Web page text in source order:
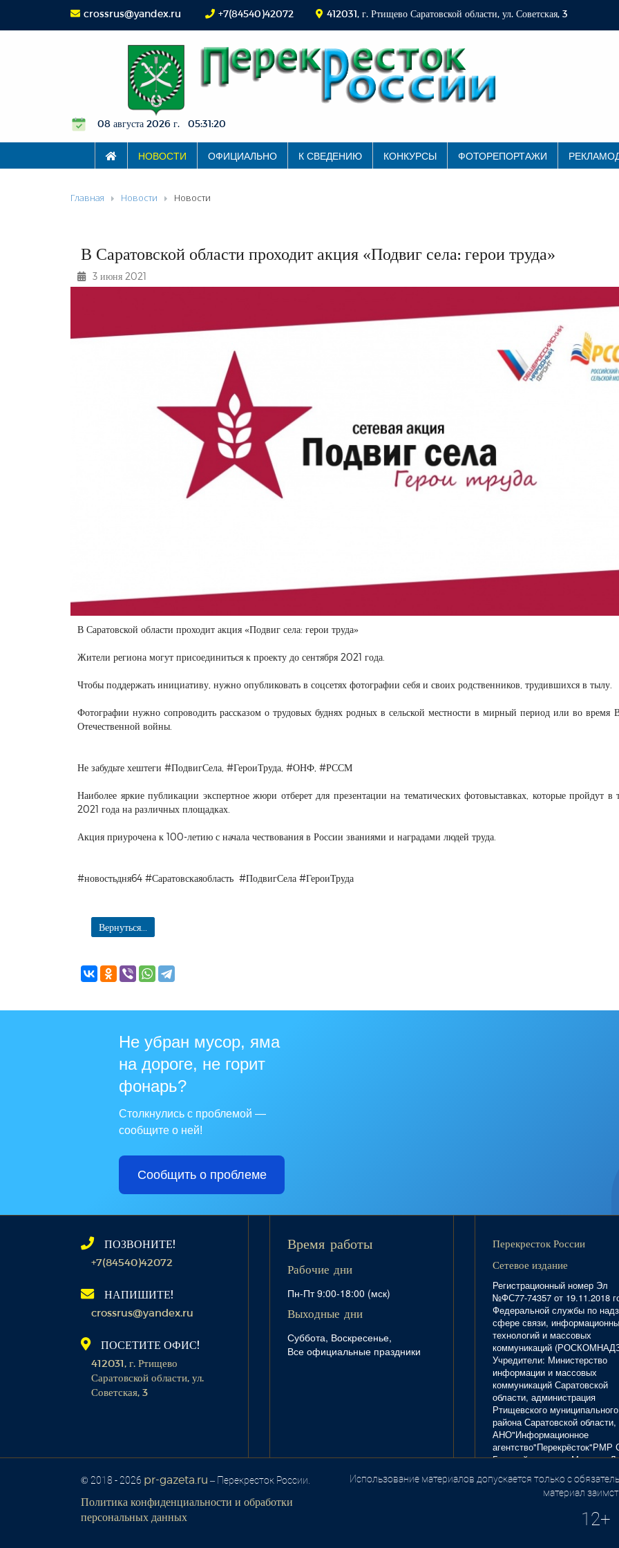
crossrus@yandex.ru +7(84540)42072 412031, г. Ртищево Саратовской области, ул. Советская, 3
08 августа 2026 г. 05:31:20
НОВОСТИ ОФИЦИАЛЬНО К СВЕДЕНИЮ КОНКУРСЫ ФОТОРЕПОРТАЖИ
Главная Новости Новости
В Саратовской области проходит акция «Подвиг села: герои труда»
3 июня 2021
В Саратовской области проходит акция «Подвиг села: герои труда»
Жители региона могут присоединиться к проекту до сентября 2021 года.
Чтобы поддержать инициативу, нужно опубликовать в соцсетях фотографии себя и своих родственников, трудившихся в тылу.
Фотографии нужно сопроводить рассказом о трудовых буднях родных в сельской местности в мирный период или во время
Отечественной войны.
Не забудьте хештеги #ПодвигСела, #ГероиТруда, #ОНФ, #РССМ
Наиболее яркие публикации экспертное жюри отберет для презентации на тематических фотовыставках, которые пройдут в
2021 года на различных площадках.
Акция приурочена к 100-летию с начала чествования в России званиями и наградами людей труда.
#новостьдня64 #Саратовскаяобласть #ПодвигСела #ГероиТруда
Вернуться...
Не убран мусор, яма
на дороге, не горит
фонарь?
Столкнулись с проблемой —
сообщите о ней!
Сообщить о проблеме
ПОЗВОНИТЕ!
+7(84540)42072
НАПИШИТЕ!
crossrus@yandex.ru
ПОСЕТИТЕ ОФИС!
412031, г. Ртищево
Саратовской области, ул.
Советская, 3
Время работы
Рабочие дни
Пн-Пт 9:00-18:00 (мск)
Выходные дни
Суббота, Воскресенье,
Все официальные праздники
Перекресток России
Сетевое издание
Регистрационный номер Эл
№ФС77-74357 от 19.11.2018
Федеральной службы по
сфере связи,
технологий и массовых
коммуникаций
Учредители: Министерство
информации и массовых
коммуникаций Саратовской
области, администрация
Ртищевского муниципального
района Саратовской области,
АНО"Информационное
агентство"Перекрёсток"РМР
Главный редактор Маркова
Тел. 8(84540)4-20-72; отдел
рекламы - 4-29-10.
© 2018 - 2026 pr-gazeta.ru – Перекресток России.
Политика конфиденциальности и обработки
персональных данных
Использование материалов допускается только с
материал
12+